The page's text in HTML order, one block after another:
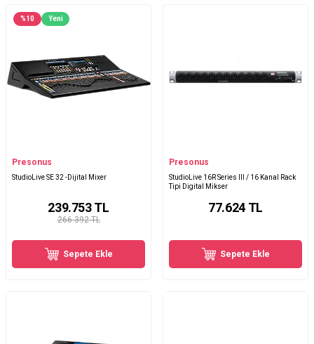
%10 Yeni
Presonus
StudioLive SE 32 -Dijital Mixer
266.392 TL
239.753TL
Sepete Ekle
Presonus
StudioLive 16R Series III / 16 Kanal Rack
Tipi Digital Mikser
77.624TL
Sepete Ekle